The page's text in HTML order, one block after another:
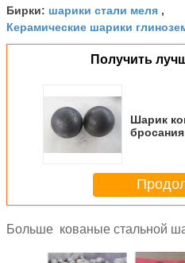
Бирки: шарики стали меля ,
Керамические шарики
Получить
Шарик
Больше кованые стальной